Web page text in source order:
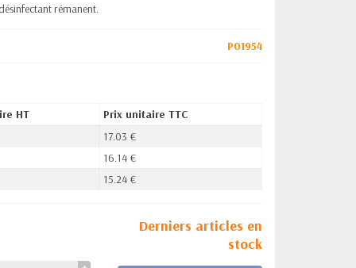
rémanent.
P01954
HT
Prix unitaire TTC
17.03 €
16.14 €
15.24 €
Derniers articles en
stock